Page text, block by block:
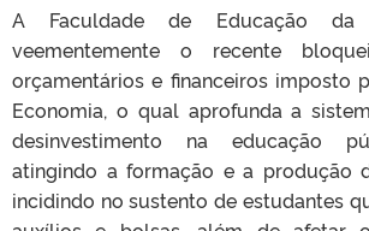
A Faculdade de Educação da
veementemente o recente
orçamentários e financeiros imposto
Economia, o qual aprofunda a
desinvestimento na educação
atingindo a formação e a produção
incidindo no sustento de estudantes